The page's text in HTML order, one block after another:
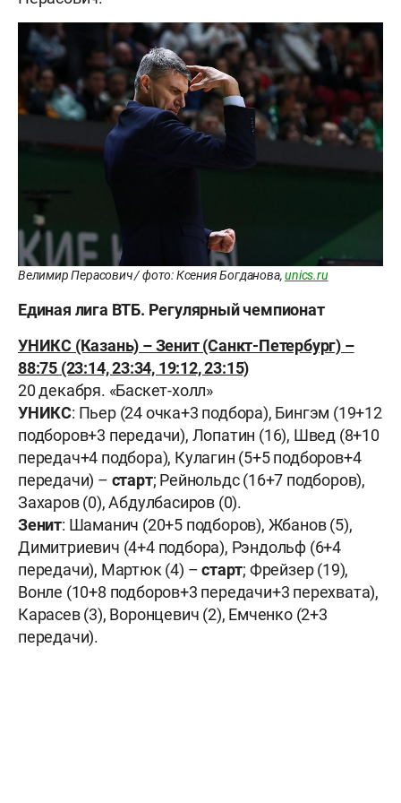
Велимир Перасович / фото: Ксения Богданова,unics.ru
Единая лига ВТБ. Регулярный чемпионат
УНИКС (Казань) – Зенит (Санкт-Петербург) –
88:75 (23:14, 23:34, 19:12, 23:15)
20 декабря. «Баскет-холл»
УНИКС: Пьер (24 очка+3 подбора), Бингэм (19+12
подборов+3 передачи), Лопатин (16), Швед (8+10
передач+4 подбора), Кулагин (5+5 подборов+4
передачи) – старт; Рейнольдс (16+7 подборов),
Захаров (0), Абдулбасиров (0).
Зенит: Шаманич (20+5 подборов), Жбанов (5),
Димитриевич (4+4 подбора), Рэндольф (6+4
передачи), Мартюк (4) –старт; Фрейзер (19),
Вонле (10+8 подборов+3 передачи+3 перехвата),
Карасев (3), Воронцевич (2), Емченко (2+3
передачи).